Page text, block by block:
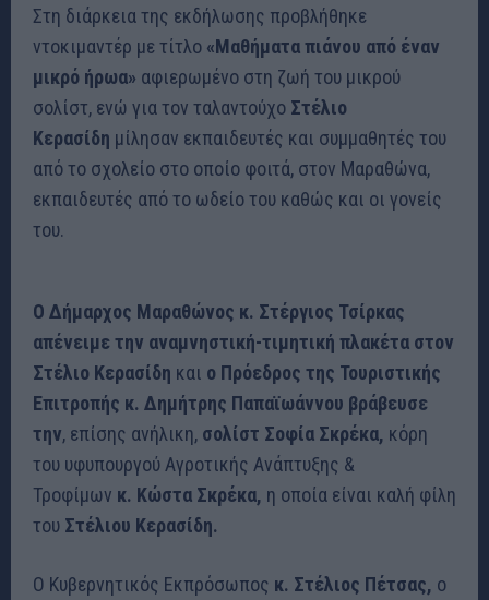
Στη διάρκεια της εκδήλωσης προβλήθηκε
ντοκιμαντέρ με τίτλο «Μαθήματα πιάνου από έναν
μικρό ήρωα» αφιερωμένο στη ζωή του μικρού
σολίστ, ενώ για τον ταλαντούχο Στέλιο
Κερασίδη μίλησαν εκπαιδευτές και συμμαθητές του
από το σχολείο στο οποίο φοιτά, στον Μαραθώνα,
εκπαιδευτές από το ωδείο του καθώς και οι γονείς
του.
Ο Δήμαρχος Μαραθώνος κ. Στέργιος Τσίρκας
απένειμε την αναμνηστική-τιμητική πλακέτα στον
Στέλιο Κερασίδη και ο Πρόεδρος της Τουριστικής
Επιτροπής κ. Δημήτρης Παπαϊωάννου βράβευσε
την, επίσης ανήλικη, σολίστ Σοφία Σκρέκα, κόρη
του υφυπουργού Αγροτικής Ανάπτυξης &
Τροφίμων κ. Κώστα Σκρέκα, η οποία είναι καλή φίλη
του Στέλιου Κερασίδη.
Ο Κυβερνητικός Εκπρόσωπος κ. Στέλιος Πέτσας, o